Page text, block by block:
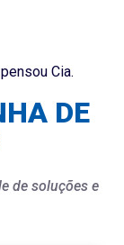
Cia.
DE
de soluções e